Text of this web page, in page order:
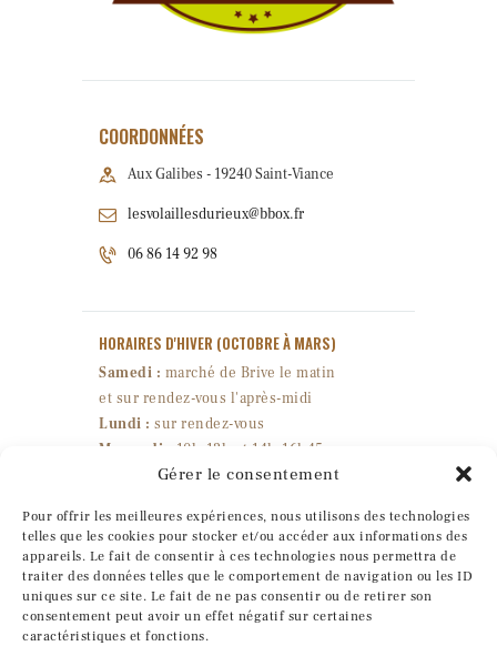
Gérer le consentement
Pour offrir les meilleures expériences, nous utilisons des technologies
telles que les cookies pour stocker et/ou accéder aux informations des
appareils. Le fait de consentir à ces technologies nous permettra de
traiter des données telles que le comportement de navigation ou les ID
uniques sur ce site. Le fait de ne pas consentir ou de retirer son
consentement peut avoir un effet négatif sur certaines
caractéristiques et fonctions.
COORDONNÉES
Aux Galibes - 19240 Saint-Viance
lesvolaillesdurieux@bbox.fr
06 86 14 92 98
HORAIRES D'HIVER (OCTOBRE À MARS)
Samedi : marché de Brive le matin
et sur rendez-vous l'après-midi
Lundi : sur rendez-vous
Mercredi :
10h-12h et 14h-16h45
Jeudi & vendredi :10h-18h
HORAIRES D'ÉTÉ(AVRIL À SEPTEMBRE)
Sur rendez-vous uniquement.